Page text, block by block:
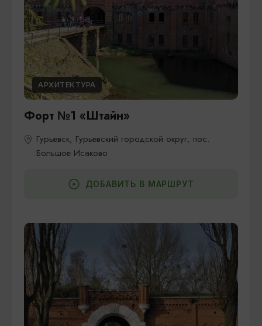
АРХИТЕКТУРА
Форт №1 «Штайн»
Гурьевск, Гурьевский городской округ, пос.
Большое Исаково
ДОБАВИТЬ В МАРШРУТ